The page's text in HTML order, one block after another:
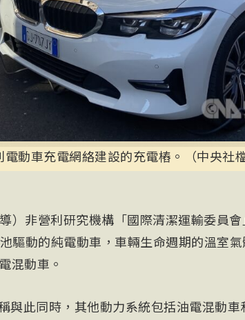
動車充電網絡建設的充電樁。（中央社檔
）非營利研究機構「國際清潔運輸委員會
驅動的純電動車，車輛生命週期的溫室
混動車。
與此同時，其他動力系統包括油電混動車